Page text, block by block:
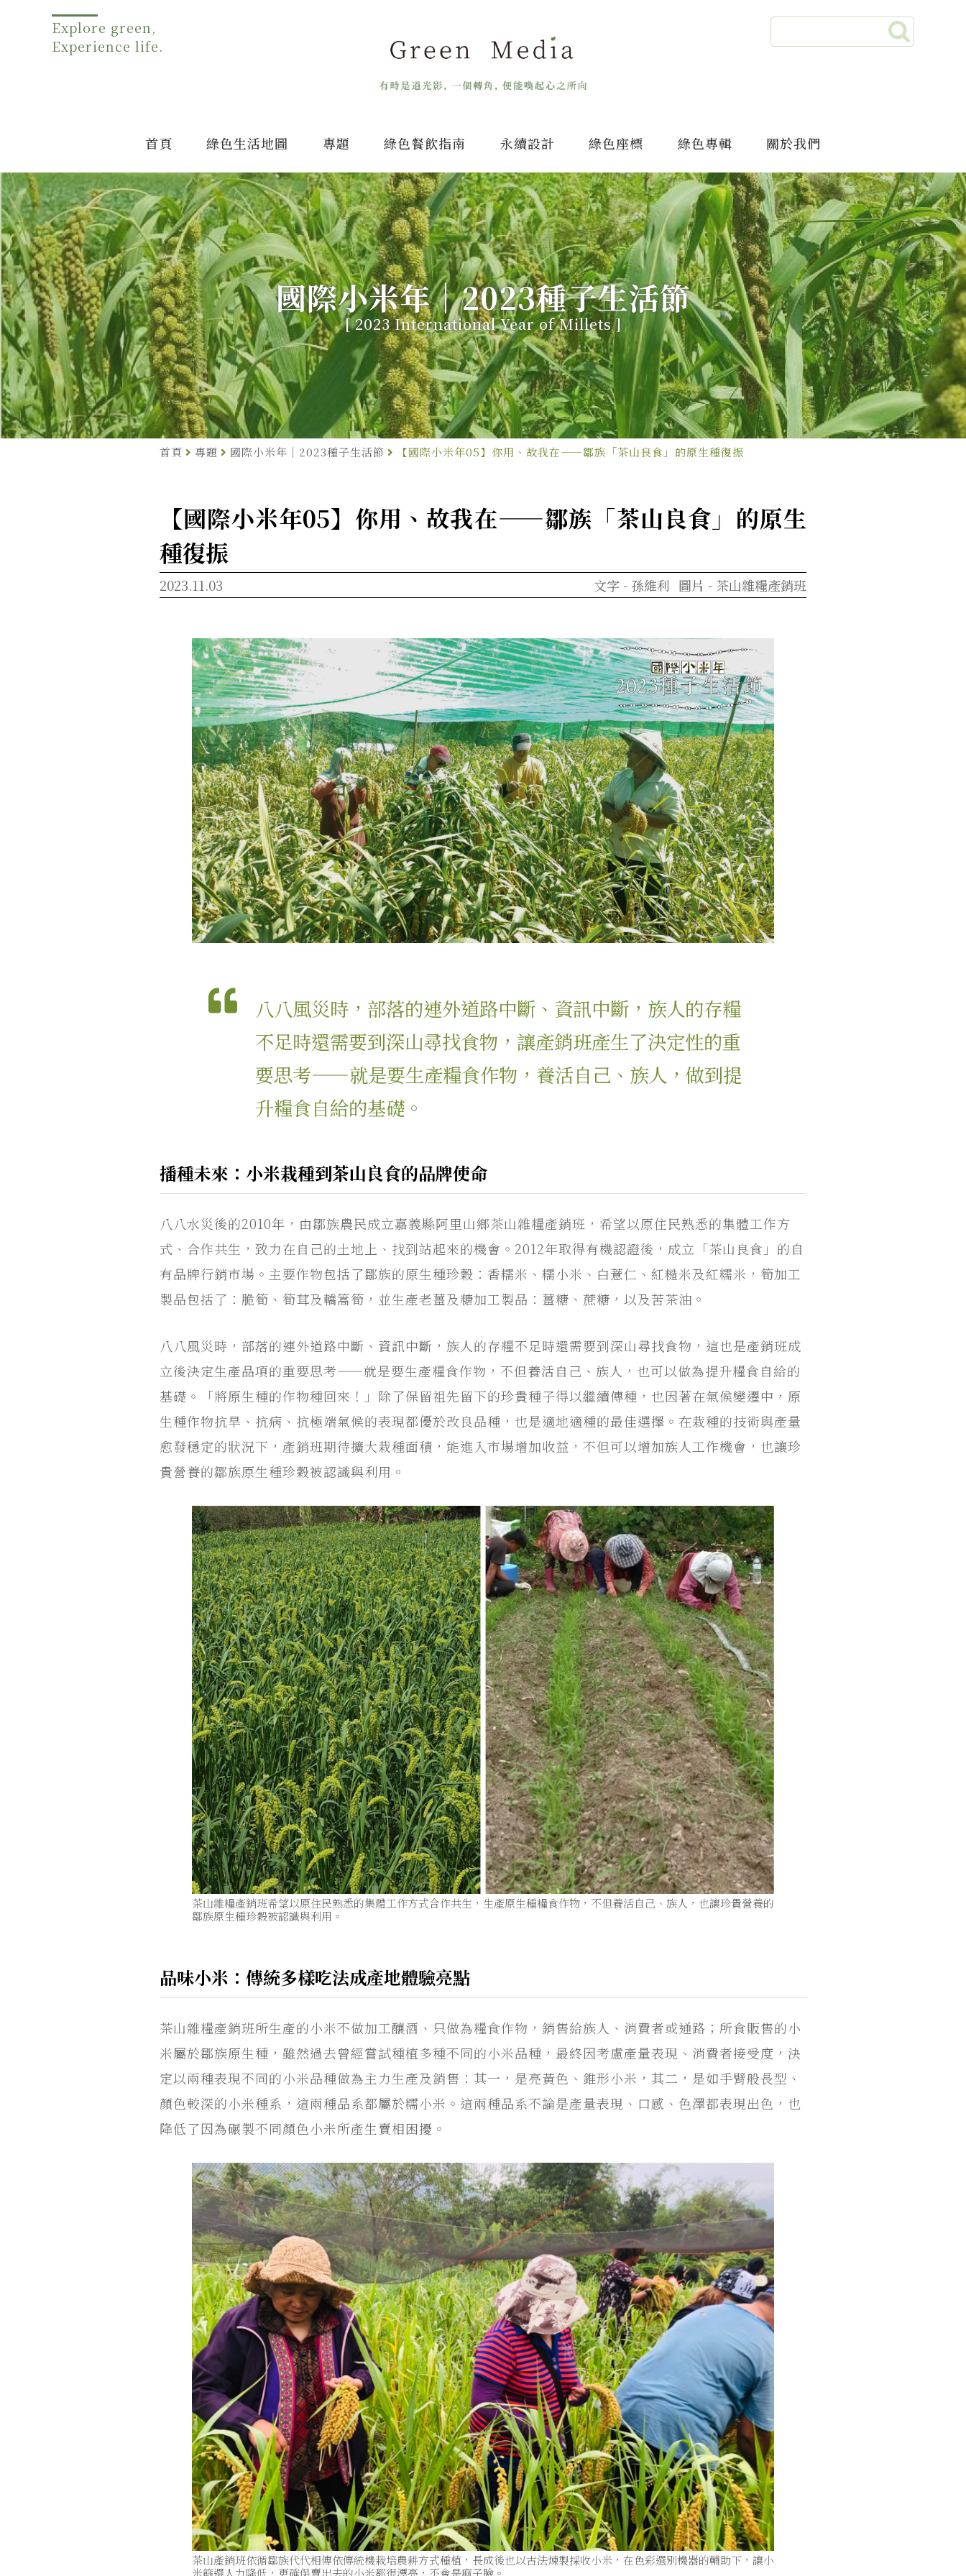
Explore green,
Experience life.
首頁 綠色生活地圖 專題 綠色餐飲指南 永續設計 綠色座標 綠色專輯 關於我們
國際小米年｜2023種子生活節
[ 2023 International Year of Millets ]
首頁 專題 國際小米年｜2023種子生活節 【國際小米年05】你用、故我在——鄒族「茶山良食」的原生種復振
【國際小米年05】你用、故我在——鄒族「茶山良食」的原生
種復振
2023.11.03 圖片 - 茶山雜糧產銷班
文字 - 孫維利
八八風災時，部落的連外道路中斷、資訊中斷，族人的存糧
不足時還需要到深山尋找食物，讓產銷班產生了決定性的重
要思考——就是要生產糧食作物，養活自己、族人，做到提
升糧食自給的基礎。
播種未來：小米栽種到茶山良食的品牌使命
八八水災後的2010年，由鄒族農民成立嘉義縣阿里山鄉茶山雜糧產銷班，希望以原住民熟悉的集體工作方
式、合作共生，致力在自己的土地上、找到站起來的機會。2012年取得有機認證後，成立「茶山良食」的自
有品牌行銷市場。主要作物包括了鄒族的原生種珍穀：香糯米、糯小米、白薏仁、紅糙米及紅糯米，筍加工
製品包括了：脆筍、筍茸及轎篙筍，並生產老薑及糖加工製品：薑糖、蔗糖，以及苦茶油。
八八風災時，部落的連外道路中斷、資訊中斷，族人的存糧不足時還需要到深山尋找食物，這也是產銷班成
立後決定生產品項的重要思考——就是要生產糧食作物，不但養活自己、族人，也可以做為提升糧食自給的
基礎。「將原生種的作物種回來！」除了保留祖先留下的珍貴種子得以繼續傳種，也因著在氣候變遷中，原
生種作物抗旱、抗病、抗極端氣候的表現都優於改良品種，也是適地適種的最佳選擇。在栽種的技術與產量
愈發穩定的狀況下，產銷班期待擴大栽種面積，能進入市場增加收益，不但可以增加族人工作機會，也讓珍
貴營養的鄒族原生種珍穀被認識與利用。
茶山雜糧產銷班希望以原住民熟悉的集體工作方式合作共生，生產原生種糧食作物，不但養活自己、族人，也讓珍貴營養的
鄒族原生種珍穀被認識與利用。
品味小米：傳統多樣吃法成產地體驗亮點
茶山雜糧產銷班所生產的小米不做加工釀酒、只做為糧食作物，銷售給族人、消費者或通路；所食販售的小
米屬於鄒族原生種，雖然過去曾經嘗試種植多種不同的小米品種，最終因考慮產量表現、消費者接受度，決
定以兩種表現不同的小米品種做為主力生產及銷售：其一，是亮黃色、錐形小米，其二，是如手臂般長型、
顏色較深的小米種系，這兩種品系都屬於糯小米。這兩種品系不論是產量表現、口感、色澤都表現出色，也
降低了因為碾製不同顏色小米所產生賣相困擾。
茶山產銷班依循鄒族代代相傳依傳統機栽培農耕方式種植，長成後也以古法煉製採收小米，在色彩選別機器的輔助下，讓小
米篩選人力降低，更確保賣出去的小米都很漂亮，不會是麻子臉。